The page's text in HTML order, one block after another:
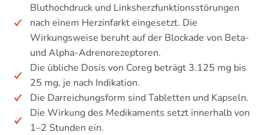
Bluthochdruck und Linksherzfunktionsstörungen
nach einem Herzinfarkt eingesetzt. Die
Wirkungsweise beruht auf der Blockade von Beta-
und Alpha-Adrenorezeptoren.
Die übliche Dosis von Coreg beträgt 3.125 mg bis
25 mg, je nach Indikation.
Die Darreichungsform sind Tabletten und Kapseln.
Die Wirkung des Medikaments setzt innerhalb von
1–2 Stunden ein.